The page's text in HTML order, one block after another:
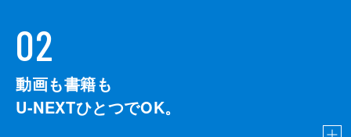
02
動画も書籍も
U-NEXTひとつでOK。